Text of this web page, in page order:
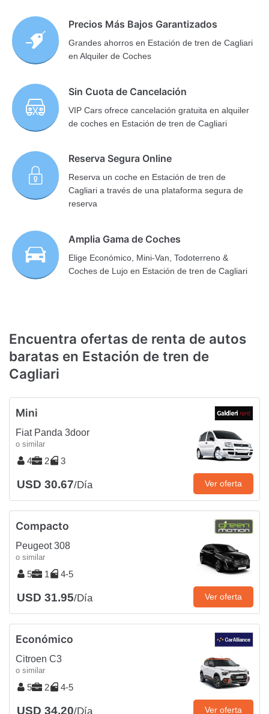
Precios Más Bajos Garantizados
Grandes ahorros en Estación de tren de Cagliari
en Alquiler de Coches
Sin Cuota de Cancelación
VIP Cars ofrece cancelación gratuita en alquiler
de coches en Estación de tren de Cagliari
Reserva Segura Online
Reserva un coche en Estación de tren de
Cagliari a través de una plataforma segura de
reserva
Amplia Gama de Coches
Elige Económico, Mini-Van, Todoterreno &
Coches de Lujo en Estación de tren de Cagliari
Encuentra ofertas de renta de autos
baratas en Estación de tren de
Cagliari
Mini
Fiat Panda 3door
o similar
4 2 3
USD 30.67/Día Ver oferta
Compacto
Peugeot 308
o similar
5 1 4-5
USD 31.95/Día Ver oferta
Económico
Citroen C3
o similar
5 2 4-5
USD 34.20/Día Ver oferta